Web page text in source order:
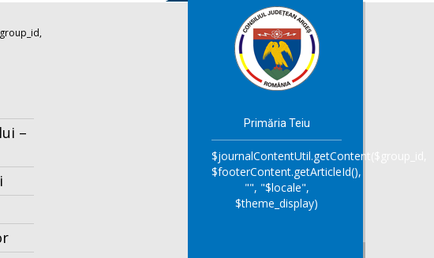
–
Primăria Teiu
$journalContentUtil.getContent($group_id,
$footerContent.getArticleId(),
"", "$locale",
$theme_display)